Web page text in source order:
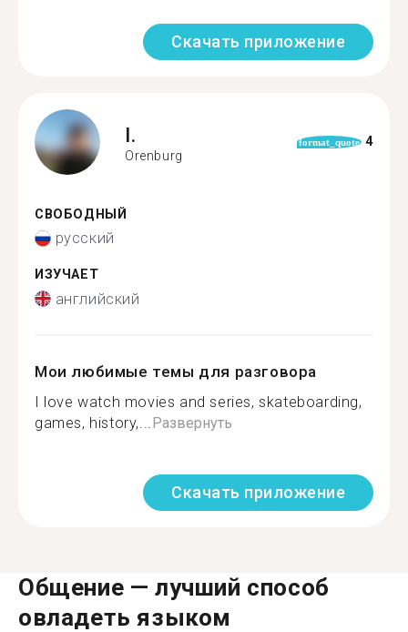
Скачать приложение
I.
Orenburg
format_quote 4
СВОБОДНЫЙ
русский
ИЗУЧАЕТ
английский
Мои любимые темы для разговора
I love watch movies and series, skateboarding,
games, history,... Развернуть
Скачать приложение
Общение — лучший способ
овладеть языком